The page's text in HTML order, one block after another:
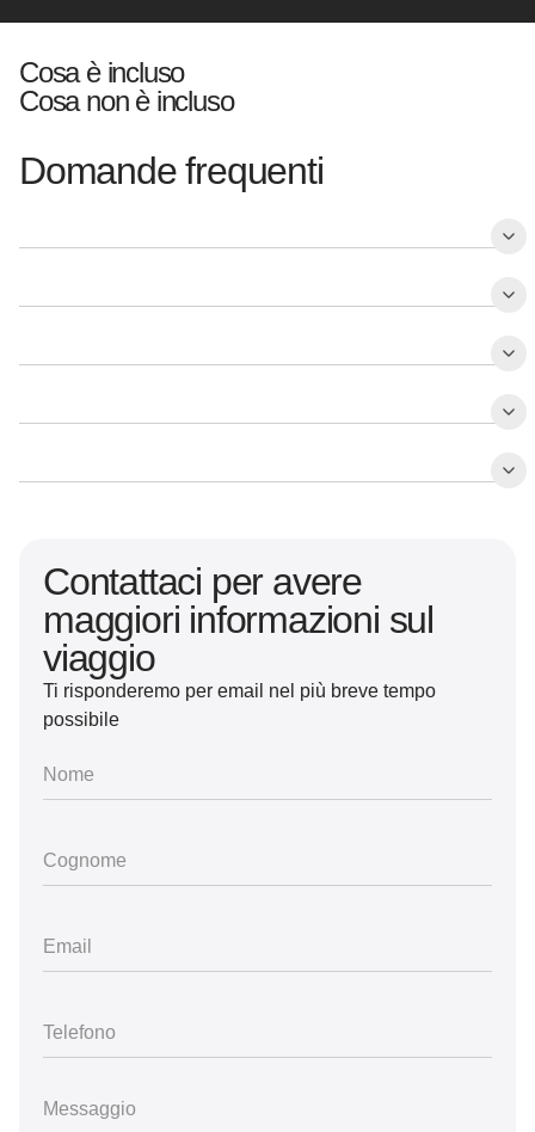
Cosa è incluso
Cosa non è incluso
Domande frequenti
Contattaci per avere
maggiori informazioni sul
viaggio
Ti risponderemo per email nel più breve tempo
possibile